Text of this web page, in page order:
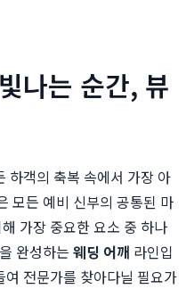
나는 순간, 뷰
하객의 축복 속에서 가장 아
모든 예비 신부의 공통된 마
가장 중요한 요소 중 하나
완성하는 웨딩 어깨 라인입
전문가를 찾아다닐 필요가